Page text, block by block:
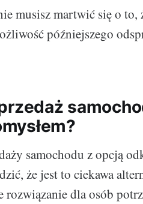
musisz martwić się o to,
późniejszego
samochodu z opcją
że jest to ciekawa
rozwiązanie dla osób